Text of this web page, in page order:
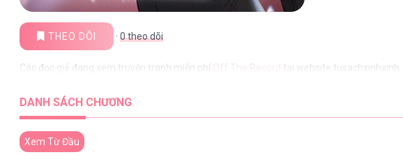
THEO DÕI ·0theo dõi
Các đọc giả đang xem truyện tranh miễn phí Off The Record tại website tusachxinhxinh
DANH SÁCH CHƯƠNG
Xem Từ Đầu